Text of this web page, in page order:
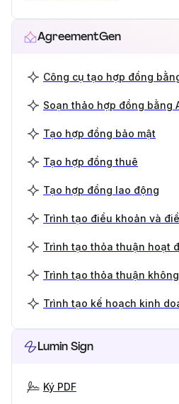
AgreementGen
Công cụ tạo hợp đồng
Soạn thảo hợp đồng bằng
Tạo hợp đồng bảo mật
Tạo hợp đồng thuê
Tạo hợp đồng lao động
Trình tạo điều khoản và
Trình tạo thỏa thuận hoạt
Trình tạo thỏa thuận
Trình tạo kế hoạch kinh
Lumin Sign
Ký PDF